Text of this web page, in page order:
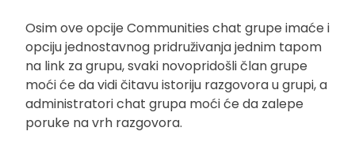
Osim ove opcije Communities chat grupe imaće i
opciju jednostavnog pridruživanja jednim tapom
na link za grupu, svaki novopridošli član grupe
moći će da vidi čitavu istoriju razgovora u grupi, a
administratori chat grupa moći će da zalepe
poruke na vrh razgovora.